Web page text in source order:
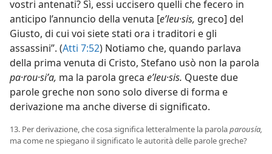
vostri antenati? Sì, essi uccisero quelli che fecero in
anticipo l’annuncio della venuta [eʹleu·sis, greco] del
Giusto, di cui voi siete stati ora i traditori e gli
assassini”. (Atti 7:52) Notiamo che, quando parlava
della prima venuta di Cristo, Stefano usò non la parola
pa·rou·siʹa, ma la parola greca eʹleu·sis. Queste due
parole greche non sono solo diverse di forma e
derivazione ma anche diverse di significato.
13. Per derivazione, che cosa significa letteralmente la parolaparousía,
ma come ne spiegano il significato le autorità delle parole greche?